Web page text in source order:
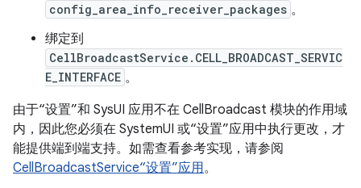
config_area_info_receiver_packages 。
绑定到
CellBroadcastService.CELL_BROADCAST_SERVIC
E_INTERFACE 。
由于“设置”和 SysUI 应用不在 CellBroadcast 模块的作用域
内，因此您必须在 SystemUI 或“设置”应用中执行更改，才
能提供端到端支持。如需查看参考实现，请参阅
CellBroadcastService“设置”应用。